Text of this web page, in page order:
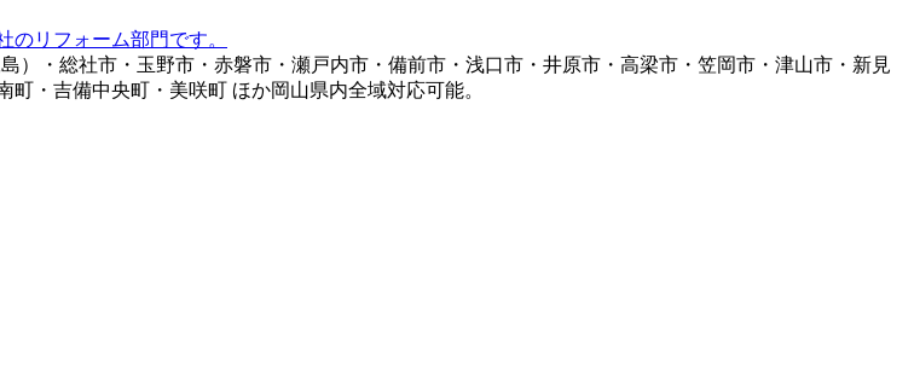
リフォーム部門です。
・総社市・玉野市・赤磐市・瀬戸内市・備前市・浅口市・井原市・高梁市・笠岡市・津山市・新見
・吉備中央町・美咲町 ほか岡山県内全域対応可能。